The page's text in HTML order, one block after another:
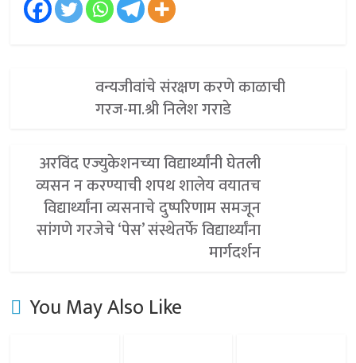
वन्यजीवांचे संरक्षण करणे काळाची
गरज-मा.श्री निलेश गराडे
अरविंद एज्युकेशनच्या विद्यार्थ्यांनी घेतली
व्यसन न करण्याची शपथ शालेय वयातच
विद्यार्थ्यांना व्यसनाचे दुष्परिणाम समजून
सांगणे गरजेचे ‘पेस’ संस्थेतर्फे विद्यार्थ्यांना
मार्गदर्शन
You May Also Like